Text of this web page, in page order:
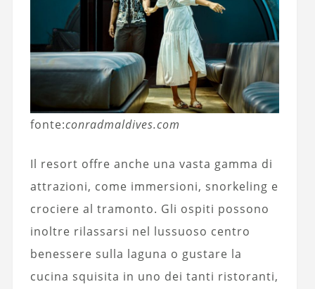
fonte:conradmaldives.com
Il resort offre anche una vasta gamma di
attrazioni, come immersioni, snorkeling e
crociere al tramonto. Gli ospiti possono
inoltre rilassarsi nel lussuoso centro
benessere sulla laguna o gustare la
cucina squisita in uno dei tanti ristoranti,